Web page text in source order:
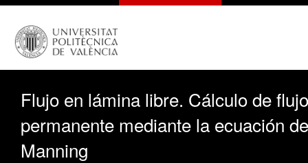
Flujo en lámina libre. Cálculo de flujo
permanente mediante la ecuación de
Manning